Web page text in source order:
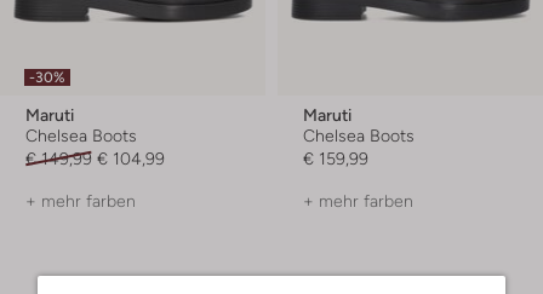
-30%
Maruti
Chelsea Boots
€ 149,99 € 104,99
+ mehr farben
Maruti
Chelsea Boots
€ 159,99
+ mehr farben